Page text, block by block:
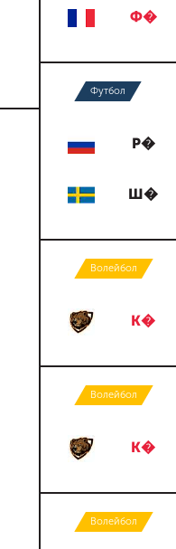
Ф�
Футбол
Р�
Ш�
Волейбол
К�
Волейбол
К�
Волейбол